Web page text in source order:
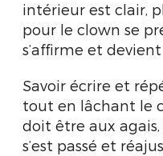
intérieur est clair,
pour le clown se
s’affirme et devient
Savoir écrire et
tout en lâchant le
doit être aux
s’est passé et